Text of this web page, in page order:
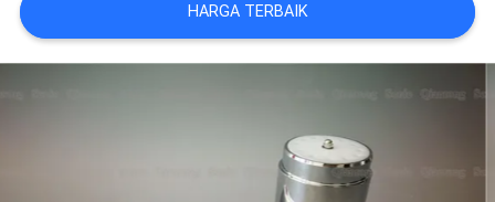
SITEMAP
HARGA TERBAIK